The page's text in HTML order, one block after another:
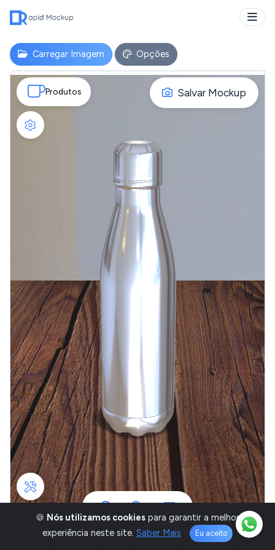
Carregar Imagem Opções
Produtos Salvar Mockup
🍪 Nós utilizamos cookies para garantir a melhor
experiência neste site. Saber Mais Eu aceito